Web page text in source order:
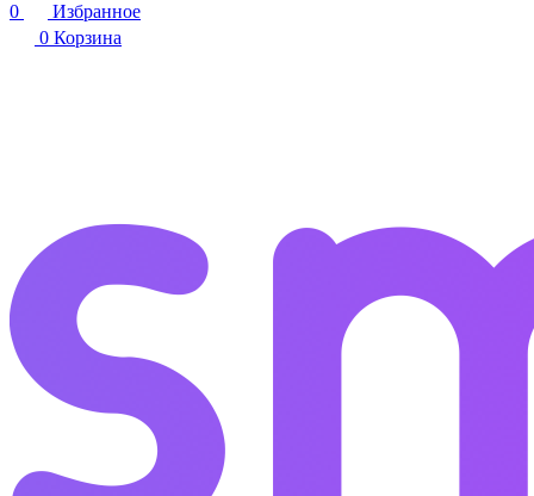
0
Избранное
0 Корзина